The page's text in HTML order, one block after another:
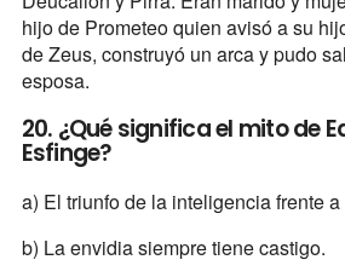
hijo de Prometeo quien avisó a su
de Zeus, construyó un arca y pudo
esposa.
20. ¿Qué significa el mito de
Esfinge?
a) El triunfo de la inteligencia frente a
b) La envidia siempre tiene castigo.